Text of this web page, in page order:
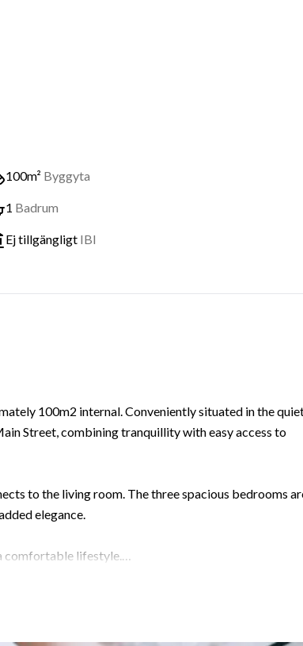
100m² Byggyta
1 Badrum
Ej tillgängligt IBI
100m2 internal. Conveniently situated in the
Street, combining tranquillity with easy access to
to the living room. The three spacious bedrooms
elegance.
comfortable lifestyle.